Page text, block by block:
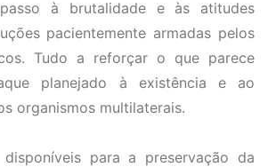
à brutalidade e às atitudes
pacientemente armadas pelos
Tudo a reforçar o que parece
planejado à existência e ao
organismos multilaterais.
disponíveis para a preservação da